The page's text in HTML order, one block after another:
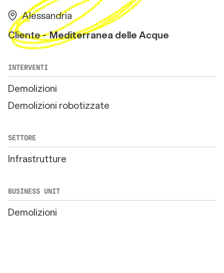
Alessandria
Cliente - Mediterranea delle Acque
INTERVENTI
Demolizioni
Demolizioni robotizzate
SETTORE
Infrastrutture
BUSINESS UNIT
Demolizioni